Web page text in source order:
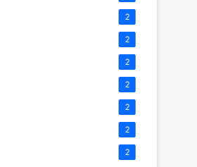
2
2
2
2
2
2
2